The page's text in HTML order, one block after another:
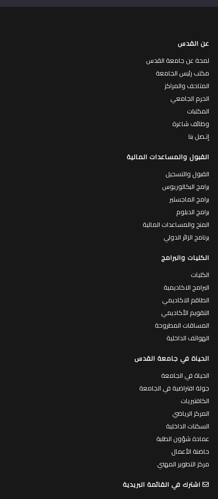
عن القدس
لمحة عن جامعة القدس
مكتب رئيس الجامعة
المتاحف والمراكز
الحرم الجامعي
المكتبات
وظائف شاغرة
إتـصل بنا
القبول والمساعدات المالية
القبول والتسجيل
برامج البكالوريوس
برامج الماجستير
برامج الدبلوم
المنح والمساعدات المالية
برنامج الزائر الدولي
الكليات والبرامج
الكليات
البرامج الاكاديمية
الطاقم الاكاديمي
التقويم الأكاديمي
المساقات المطروحة
الهواتف الداخلية
الحياة في جامعة القدس
الحياة في الجامعة
جولة افتراضية في الجامعة
الكافتيريات
المركز الرياضي
السكنات الداخلية
عمادة شؤون الطلبة
حاضنة الأعمال
مركز التطوير المهني
اشترك في القائمة البريدية